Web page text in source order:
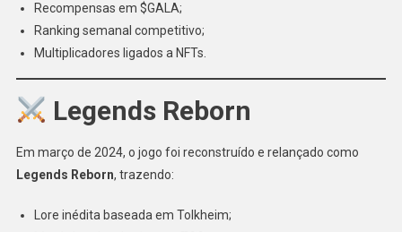
Recompensas em $GALA;
Ranking semanal competitivo;
Multiplicadores ligados a NFTs.
Legends Reborn
Em março de 2024, o jogo foi reconstruído e relançado como
Legends Reborn, trazendo:
Lore inédita baseada em Tolkheim;